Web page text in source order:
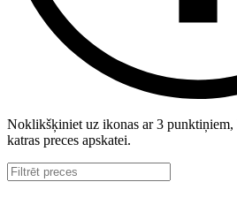
Noklikšķiniet uz ikonas ar 3 punktiņiem,
katras preces apskatei.